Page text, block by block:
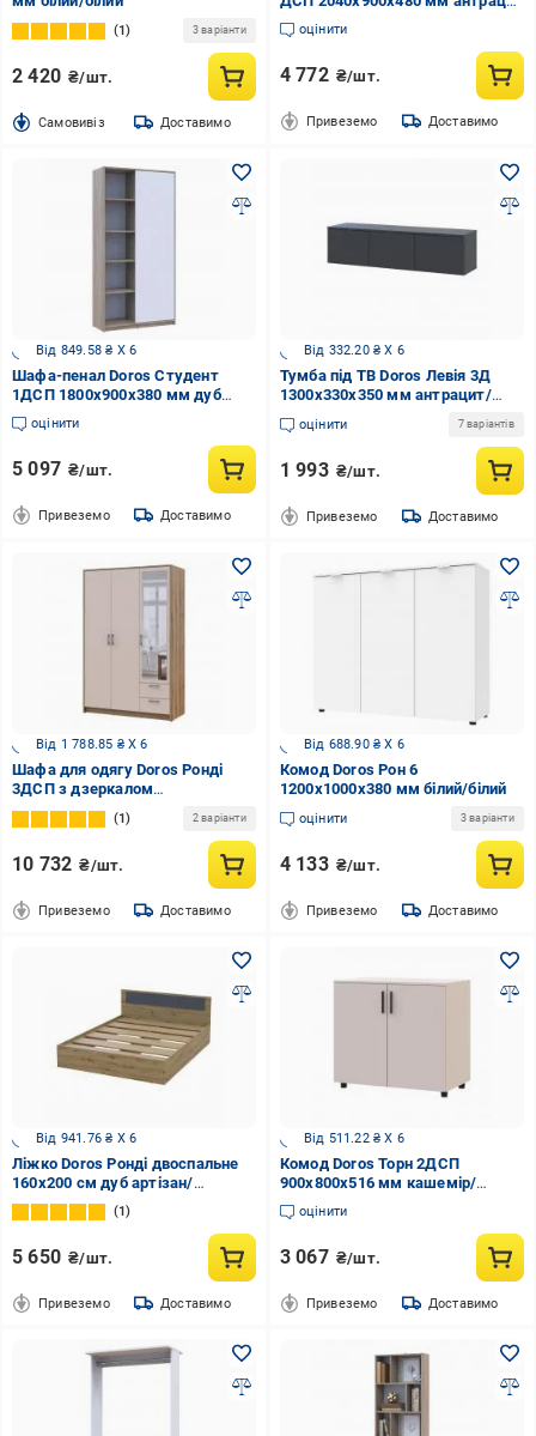
1 3 варіанти
2 420 ₴/шт.
Cамовивіз Доставимо
/ антрацит
оцінити
4 772 ₴/шт.
Привеземо Доставимо
Від 849.58 ₴ X 6
Шафа-пенал Doros Студент
1ДСП 1800х900х380 мм дуб
сонома
оцінити
5 097 ₴/шт.
Привеземо Доставимо
Від 332.20 ₴ X 6
Тумба під ТВ Doros Левія 3Д
1300x330x350 мм антрацит/
антрацит
оцінити 7 варіантів
1 993 ₴/шт.
Привеземо Доставимо
Від 1 788.85 ₴ X 6
Шафа для одягу Doros Ронді
3ДСП з дзеркалом
1950х1210х520 мм дуб артізан
кашемір
1 2 варіанти
10 732 ₴/шт.
Привеземо Доставимо
Від 688.90 ₴ X 6
Комод Doros Рон 6
1200x1000x380 мм білий/білий
оцінити 3 варіанти
4 133 ₴/шт.
Привеземо Доставимо
Від 941.76 ₴ X 6
Ліжко Doros Ронді двоспальне
160x200 см дуб артізан/
антрацит
1
5 650 ₴/шт.
Привеземо Доставимо
Від 511.22 ₴ X 6
Комод Doros Торн 2ДСП
900x800x516 мм кашемір/
кашемір
оцінити
3 067 ₴/шт.
Привеземо Доставимо